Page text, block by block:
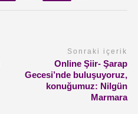
Sonraki içerik
Online Şiir- Şarap
Gecesi’nde buluşuyoruz,
konuğumuz: Nilgün
Marmara